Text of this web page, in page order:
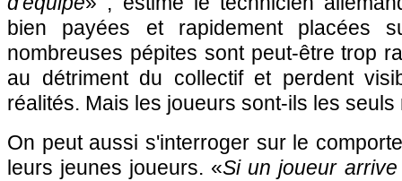
bien payées et rapidement placées
nombreuses pépites sont peut-être trop
au détriment du collectif et perdent
réalités. Mais les joueurs sont-ils les
On peut aussi s'interroger sur le
leurs jeunes joueurs. «Si un joueur